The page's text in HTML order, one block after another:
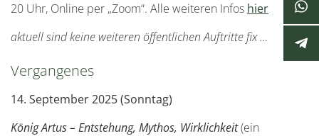
20 Uhr, Online per „Zoom“. Alle weiteren Infos hier
aktuell sind keine weiteren öffentlichen Auftritte fix …
Vergangenes
14. September 2025 (Sonntag)
König Artus – Entstehung, Mythos, Wirklichkeit(ein